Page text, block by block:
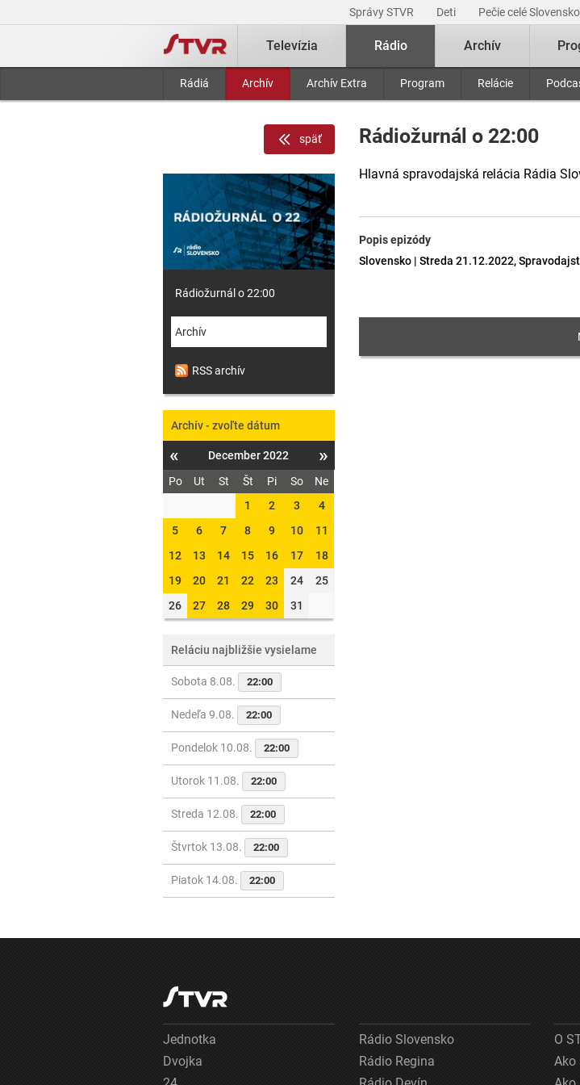
Správy STVR Deti Pečie celé Slovensko
Televízia Rádio
Rádiá Archív Archív Extra Program Relácie
Archív
Rádiožurnál o 22:00
Hlavná spravodajská relácia Rádia
Popis epizódy
Slovensko | Streda 21.12.2022,
späť
Rádiožurnál o 22:00
Archív
RSS archív
Archív - zvoľte dátum
« December 2022 »
Po Ut St Št Pi So
Ne
1
2 3
4
5
6 7 8 9 10
11
12
13 14 15 16 17
18
19
20 21 22 23 24
25
26
27 28 29 30 31
Reláciu najbližšie vysielame
Sobota 8.08. 22:00
Nedeľa 9.08. 22:00
Pondelok 10.08. 22:00
Utorok 11.08. 22:00
Streda 12.08. 22:00
Štvrtok 13.08. 22:00
Piatok 14.08. 22:00
Jednotka
Dvojka
Rádio Slovensko
Rádio Regina
O
Ako